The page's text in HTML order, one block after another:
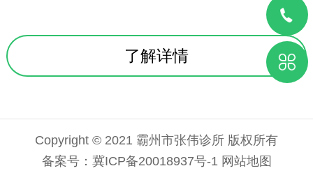
了解详情
Copyright © 2021 霸州市张伟诊所 版权所有
备案号： 冀ICP备20018937号-1 网站地图